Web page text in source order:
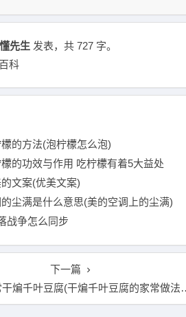
先生 发表，共 727 字。
科
的方法(泡柠檬怎么泡)
的功效与作用 吃柠檬有着5大益处
文案(优美文案)
尘满是什么意思(美的空调上的尘满)
战争怎么同步
下一篇
煸千叶豆腐(干煸千叶豆腐的家常做法窍门)